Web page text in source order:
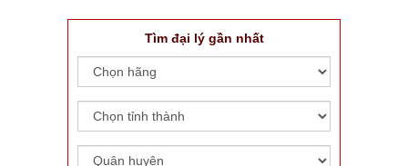
Tìm đại lý gần nhất